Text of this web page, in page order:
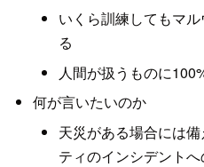
いくら訓練してもマ
る
人間が扱うものに
何が言いたいのか
天災がある場合には
ティのインシデント